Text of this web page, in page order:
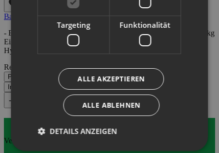
Ballenzange Zylinder
- Euroaufnahme - Ballengröße 0,9-1,8m - 1000 kg Nutzlast - 185 kg
Eigengewicht - Rohrrahmen aus 63 x 3mm Stahl - 1
Hydraulikzylinder zu öffnen und schließen
Regulärer Preis:
1.189,00 €
Preise inkl. MwSt. zzgl. Versandkosten
In den Warenkorb
Versand mit DPD, EMONS
Targeting Funktionalität
ALLE AKZEPTIEREN
ALLE ABLEHNEN
DETAILS ANZEIGEN